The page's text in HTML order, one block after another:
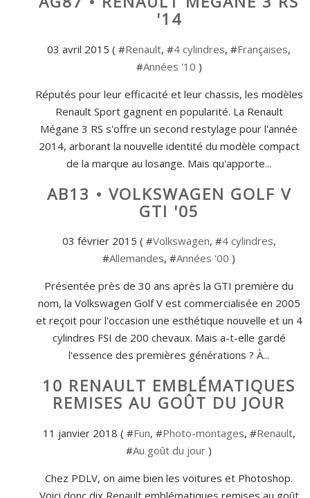
'14
03 avril 2015 ( #Renault, #4 cylindres, #Françaises,
#Années '10 )
Réputés pour leur efficacité et leur chassis, les modèles
Renault Sport gagnent en popularité. La Renault
Mégane 3 RS s'offre un second restylage pour l'année
2014, arborant la nouvelle identité du modèle compact
de la marque au losange. Mais qu'apporte...
AB13 • VOLKSWAGEN GOLF V
GTI '05
03 février 2015 ( #Volkswagen, #4 cylindres,
#Allemandes, #Années '00 )
Présentée près de 30 ans après la GTI première du
nom, la Volkswagen Golf V est commercialisée en 2005
et reçoit pour l'occasion une esthétique nouvelle et un 4
cylindres FSI de 200 chevaux. Mais a-t-elle gardé
l'essence des premières générations ? À...
10 RENAULT EMBLÉMATIQUES
REMISES AU GOÛT DU JOUR
11 janvier 2018 ( #Fun, #Photo-montages, #Renault,
#Au goût du jour )
Chez PDLV, on aime bien les voitures et Photoshop.
Voici donc dix Renault emblématiques remises au goût